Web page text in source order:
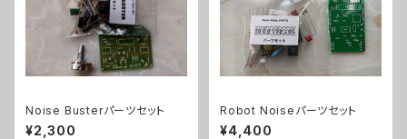
Noise Busterパーツセット
¥2,300
Robot Noiseパーツセット
¥4,400